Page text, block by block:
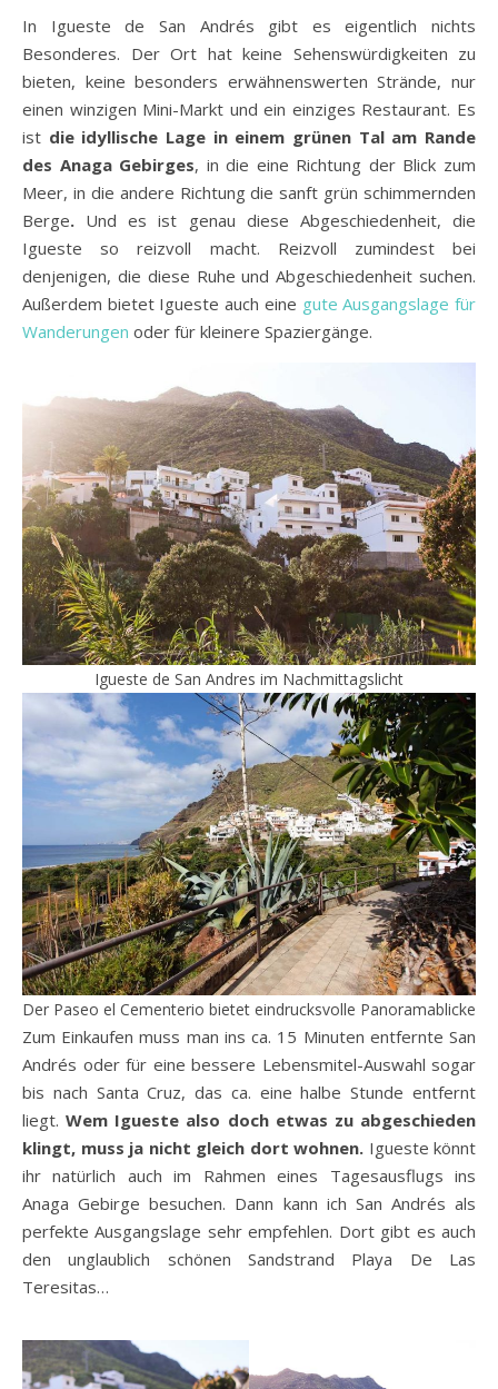
In Igueste de San Andrés gibt es eigentlich nichts
Besonderes. Der Ort hat keine Sehenswürdigkeiten zu
bieten, keine besonders erwähnenswerten Strände, nur
einen winzigen Mini-Markt und ein einziges Restaurant. Es
ist die idyllische Lage in einem grünen Tal am Rande
des Anaga Gebirges, in die eine Richtung der Blick zum
Meer, in die andere Richtung die sanft grün schimmernden
Berge. Und es ist genau diese Abgeschiedenheit, die
Igueste so reizvoll macht. Reizvoll zumindest bei
denjenigen, die diese Ruhe und Abgeschiedenheit suchen.
Außerdem bietet Igueste auch eine gute Ausgangslage für
Wanderungen oder für kleinere Spaziergänge.
Igueste de San Andres im Nachmittagslicht
Der Paseo el Cementerio bietet eindrucksvolle Panoramablicke
Zum Einkaufen muss man ins ca. 15 Minuten entfernte San
Andrés oder für eine bessere Lebensmitel-Auswahl sogar
bis nach Santa Cruz, das ca. eine halbe Stunde entfernt
liegt.Wem Igueste also doch etwas zu abgeschieden
klingt, muss ja nicht gleich dort wohnen. Igueste könnt
ihr natürlich auch im Rahmen eines Tagesausflugs ins
Anaga Gebirge besuchen. Dann kann ich San Andrés als
perfekte Ausgangslage sehr empfehlen. Dort gibt es auch
den unglaublich schönen Sandstrand Playa De Las
Teresitas…